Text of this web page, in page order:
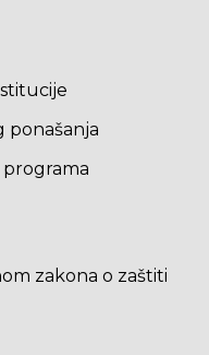
ponašanja
programa
zakona o zaštiti